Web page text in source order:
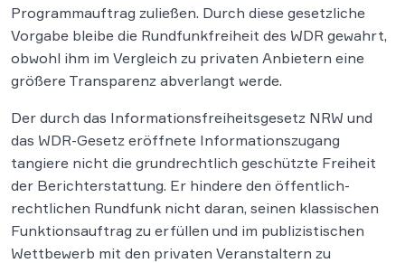
Programmauftrag zuließen. Durch diese gesetzliche
Vorgabe bleibe die Rundfunkfreiheit des WDR gewahrt,
obwohl ihm im Vergleich zu privaten Anbietern eine
größere Transparenz abverlangt werde.
Der durch das Informationsfreiheitsgesetz NRW und
das WDR-Gesetz eröffnete Informationszugang
tangiere nicht die grundrechtlich geschützte Freiheit
der Berichterstattung. Er hindere den öffentlich-
rechtlichen Rundfunk nicht daran, seinen klassischen
Funktionsauftrag zu erfüllen und im publizistischen
Wettbewerb mit den privaten Veranstaltern zu